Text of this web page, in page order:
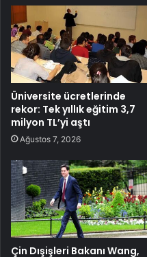
Üniversite ücretlerinde
rekor: Tek yıllık eğitim 3,7
milyon TL’yi aştı
Ağustos 7, 2026
Çin Dışişleri Bakanı Wang,